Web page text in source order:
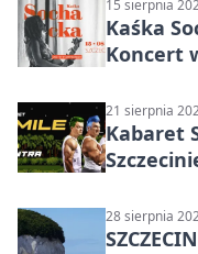
15 sierpnia
Kaśka
Koncert
21 sierpnia
Kabaret
28 sierpnia